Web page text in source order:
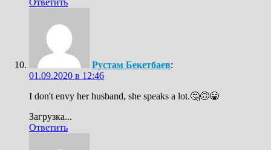
Ответить
Рустам Бекетбаев:
01.09.2020 в 12:46
I don't envy her husband, she speaks a lot.🤔🙃😀
Загрузка...
Ответить